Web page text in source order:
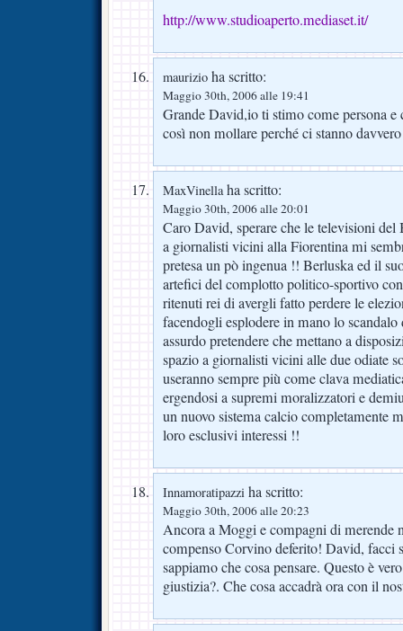
http://www.studioaperto.mediaset.it/
maurizio ha scritto:
Maggio 30th, 2006 alle 19:41
Grande David,io ti stimo come persona
così non mollare perché ci stanno
MaxVinellaha scritto:
Maggio 30th, 2006 alle 20:01
Caro David, sperare che le televisioni del
a giornalisti vicini alla Fiorentina mi
pretesa un pò ingenua !! Berluska ed il
artefici del complotto politico-sportivo
ritenuti rei di avergli fatto perdere le
facendogli esplodere in mano lo
assurdo pretendere che mettano a
spazio a giornalisti vicini alle due odiate
useranno sempre più come clava
ergendosi a supremi moralizzatori e
un nuovo sistema calcio completamente
loro esclusivi interessi !!
Innamoratipazzi ha scritto:
Maggio 30th, 2006 alle 20:23
Ancora a Moggi e compagni di
compenso Corvino deferito! David, facci
sappiamo che cosa pensare. Questo è
giustizia?. Che cosa accadrà ora con il